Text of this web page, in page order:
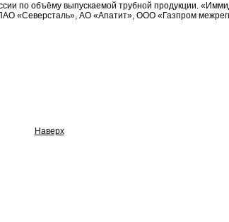
по объёму выпускаемой трубной продукции.
«Северсталь», АО «Апатит», ООО «Газпром
Наверх